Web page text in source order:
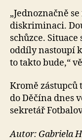
„Jednoznačně
diskriminaci.
schůzce.
oddíly nastoupí
to takto bude,“
Kromě
do Děčína dnes
sekretář
Autor: Gabriela